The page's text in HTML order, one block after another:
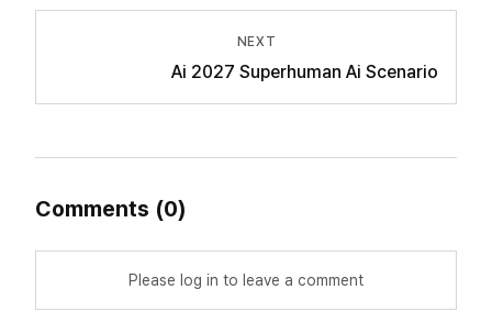
NEXT
Ai 2027 Superhuman Ai Scenario
Comments (0)
Please log in to leave a comment